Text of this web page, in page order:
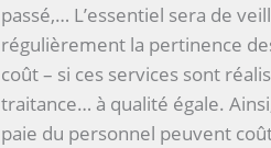
passé,… L’essentiel sera de
régulièrement la pertinence
coût – si ces services sont
traitance… à qualité égale.
paie du personnel peuvent